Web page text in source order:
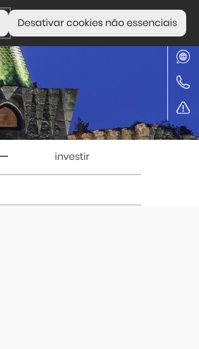
Desativar cookies não essenciais
investir